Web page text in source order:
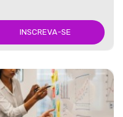
INSCREVA-SE